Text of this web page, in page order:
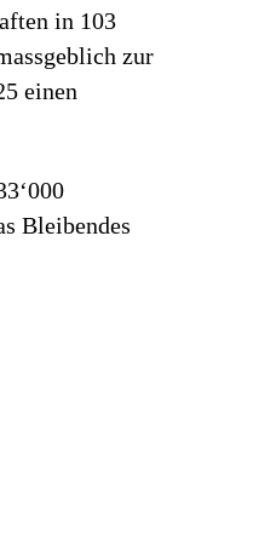
in 103
zur
einen
Bleibendes